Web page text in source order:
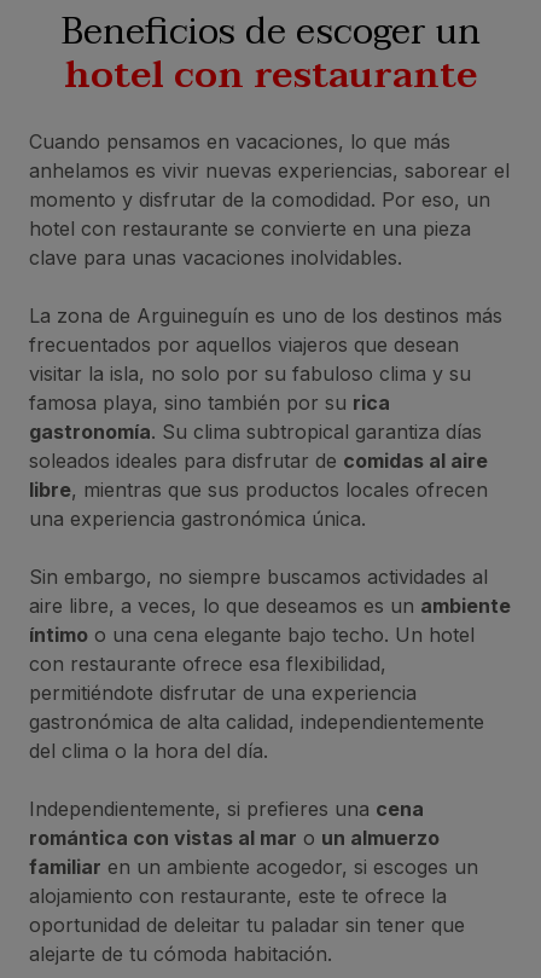
Beneficios de escoger un
hotel con restaurante
Cuando pensamos en vacaciones, lo que más
anhelamos es vivir nuevas experiencias, saborear el
momento y disfrutar de la comodidad. Por eso, un
hotel con restaurante se convierte en una pieza
clave para unas vacaciones inolvidables.
La zona de Arguineguín es uno de los destinos más
frecuentados por aquellos viajeros que desean
visitar la isla, no solo por su fabuloso clima y su
famosa playa, sino también por su rica
gastronomía. Su clima subtropical garantiza días
soleados ideales para disfrutar de comidas al aire
libre, mientras que sus productos locales ofrecen
una experiencia gastronómica única.
Sin embargo, no siempre buscamos actividades al
aire libre, a veces, lo que deseamos es un ambiente
íntimo o una cena elegante bajo techo. Un hotel
con restaurante ofrece esa flexibilidad,
permitiéndote disfrutar de una experiencia
gastronómica de alta calidad, independientemente
del clima o la hora del día.
Independientemente, si prefieres una cena
romántica con vistas al mar o un almuerzo
familiar en un ambiente acogedor, si escoges un
alojamiento con restaurante, este te ofrece la
oportunidad de deleitar tu paladar sin tener que
alejarte de tu cómoda habitación.